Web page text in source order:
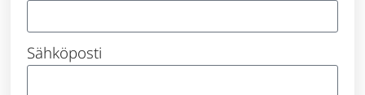
Sähköposti